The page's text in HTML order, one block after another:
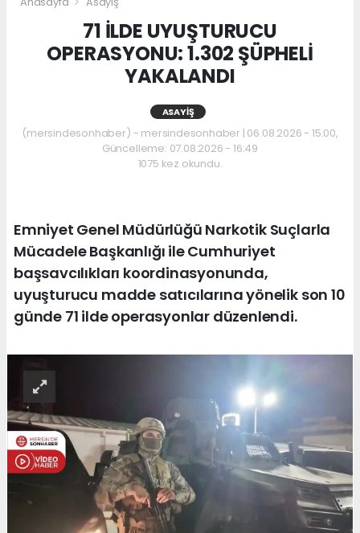
71 İLDE UYUŞTURUCU
OPERASYONU: 1.302 ŞÜPHELİ
YAKALANDI
ASAYIŞ
(mersindesonhaber) - mersindesonhaber | 06.08.2026 - 15:00,
Güncelleme: 07.08.2026 - 16:49
1075 kez okundu.
Emniyet Genel Müdürlüğü Narkotik Suçlarla
Mücadele Başkanlığı ile Cumhuriyet
başsavcılıkları koordinasyonunda,
uyuşturucu madde satıcılarına yönelik son 10
günde 71 ilde operasyonlar düzenlendi.